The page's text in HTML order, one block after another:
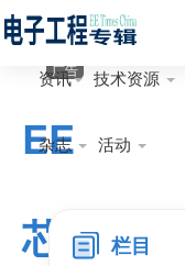
资讯 技术资源
杂志 活动
EE
芯
广告
栏目